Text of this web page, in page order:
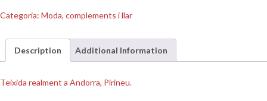
Categoria: Moda, complements i llar
Description Additional Information
Teixida realment a Andorra, Pirineu.